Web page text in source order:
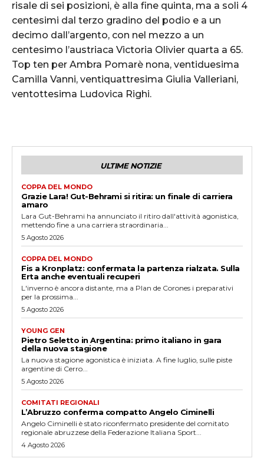
risale di sei posizioni, è alla fine quinta, ma a soli 4
centesimi dal terzo gradino del podio e a un
decimo dall’argento, con nel mezzo a un
centesimo l’austriaca Victoria Olivier quarta a 65.
Top ten per Ambra Pomarè nona, ventiduesima
Camilla Vanni, ventiquattresima Giulia Valleriani,
ventottesima Ludovica Righi.
ULTIME NOTIZIE
COPPA DEL MONDO
Grazie Lara! Gut-Behrami si ritira: un finale di carriera
amaro
Lara Gut-Behrami ha annunciato il ritiro dall'attività agonistica,
mettendo fine a una carriera straordinaria...
5 Agosto 2026
COPPA DEL MONDO
Fis a Kronplatz: confermata la partenza rialzata. Sulla
Erta anche eventuali recuperi
L'inverno è ancora distante, ma a Plan de Corones i preparativi
per la prossima...
5 Agosto 2026
YOUNG GEN
Pietro Seletto in Argentina: primo italiano in gara
della nuova stagione
La nuova stagione agonistica è iniziata. A fine luglio, sulle piste
argentine di Cerro...
5 Agosto 2026
COMITATI REGIONALI
L’Abruzzo conferma compatto Angelo Ciminelli
Angelo Ciminelli è stato riconfermato presidente del comitato
regionale abruzzese della Federazione Italiana Sport...
4 Agosto 2026